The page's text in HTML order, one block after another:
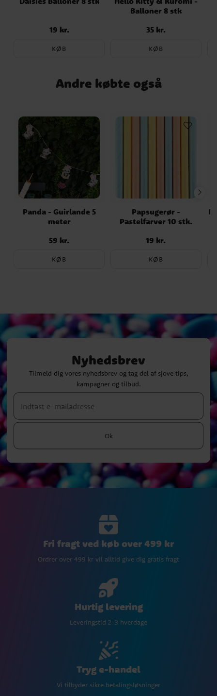
Pris: 19 kr.
19 kr.
KØB
Balloner 8 stk
Pris: 35 kr.
35 kr.
KØB
Andre købte også
Panda - Guirlande 5
meter
Pris: 59 kr.
59 kr.
KØB
Papsugerør -
Pastelfarver 10 stk.
Pris: 19 kr.
19 kr.
KØB
Nyhedsbrev
Tilmeld dig vores nyhedsbrev og tag del af sjove tips,
kampagner og tilbud.
Ok
Fri fragt ved køb over 499 kr
Ordrer over 499 kr vil alltid give dig gratis fragt
Hurtig levering
Leveringstid 2-3 hverdage
Tryg e-handel
Vi tilbyder sikre betalingsløsninger